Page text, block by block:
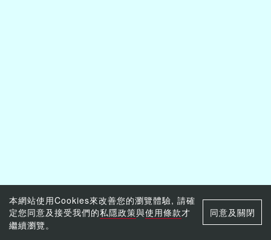
本網站使用Cookies來改善您的瀏覽體驗, 請確
定您同意及接受我們的私隱政策與使用條款才
繼續瀏覽。
同意及關閉